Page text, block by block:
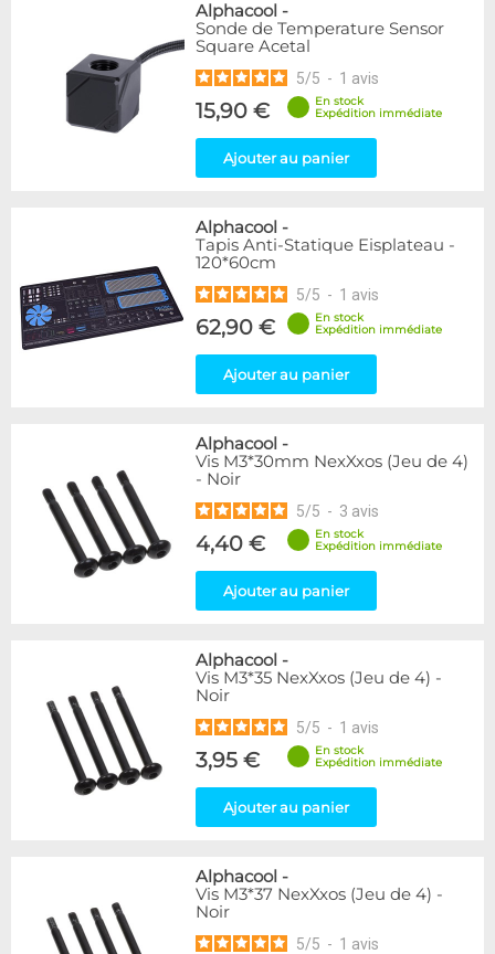
Alphacool -
Sonde de Temperature Sensor
Square Acetal
5/5 - 1 avis
15,90 €
En stock
Expédition immédiate
Ajouter au panier
Alphacool -
Tapis Anti-Statique Eisplateau -
120*60cm
5/5 - 1 avis
62,90 €
En stock
Expédition immédiate
Ajouter au panier
Alphacool -
Vis M3*30mm NexXxos (Jeu de 4)
- Noir
5/5 - 3 avis
4,40 €
En stock
Expédition immédiate
Ajouter au panier
Alphacool -
Vis M3*35 NexXxos (Jeu de 4) -
Noir
5/5 - 1 avis
3,95 €
En stock
Expédition immédiate
Ajouter au panier
Alphacool -
Vis M3*37 NexXxos (Jeu de 4) -
Noir
5/5 - 1 avis